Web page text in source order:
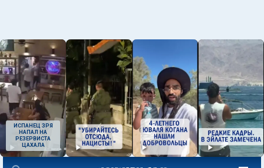
ИСПАНЕЦ ЗРЯ
НАПАЛ НА
РЕЗЕРВИСТА
ЦАХАЛА